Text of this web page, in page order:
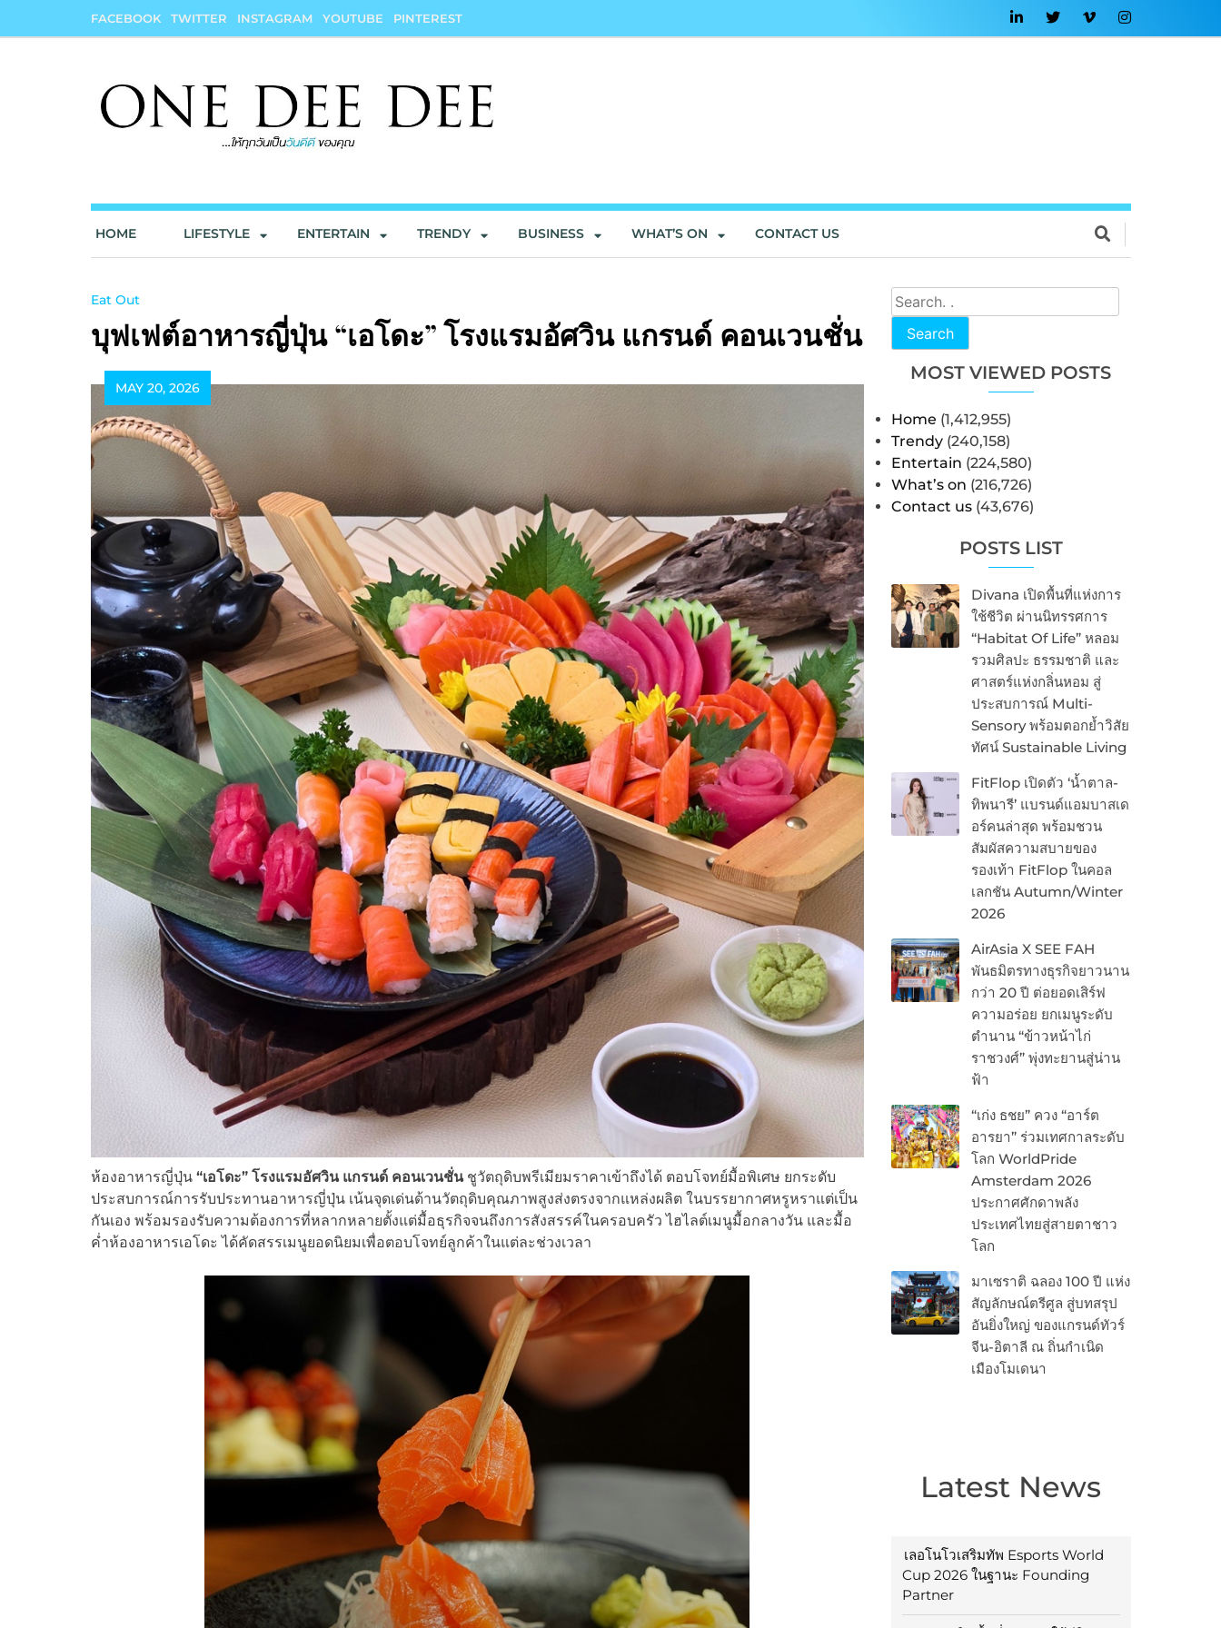
FACEBOOK TWITTER INSTAGRAM YOUTUBE PINTEREST
HOME LIFESTYLE ENTERTAIN TRENDY BUSINESS WHAT’S ON CONTACT US
Search
MOST VIEWED POSTS
Home (1,412,955)
Trendy (240,158)
Entertain (224,580)
What’s on (216,726)
Contact us (43,676)
POSTS LIST
Divana เปิดพื้นที่แห่งการ
ใช้ชีวิต ผ่านนิทรรศการ
“Habitat Of Life” หลอม
รวมศิลปะ ธรรมชาติ และ
ศาสตร์แห่งกลิ่นหอม สู่
ประสบการณ์ Multi-
Sensory พร้อมตอกย้ำวิสัย
ทัศน์ Sustainable Living
FitFlop เปิดตัว ‘น้ำตาล-
ทิพนารี’ แบรนด์แอมบาสเด
อร์คนล่าสุด พร้อมชวน
สัมผัสความสบายของ
รองเท้า FitFlop ในคอล
เลกชัน Autumn/Winter
2026
AirAsia X SEE FAH
พันธมิตรทางธุรกิจยาวนาน
กว่า 20 ปี ต่อยอดเสิร์ฟ
ความอร่อย ยกเมนูระดับ
ตำนาน “ข้าวหน้าไก่
ราชวงศ์” พุ่งทะยานสู่น่าน
ฟ้า
“เก่ง ธชย” ควง “อาร์ต
อารยา” ร่วมเทศกาลระดับ
โลก WorldPride
Amsterdam 2026
ประกาศศักดาพลัง
ประเทศไทยสู่สายตาชาว
โลก
มาเซราติ ฉลอง 100 ปี แห่ง
สัญลักษณ์ตรีศูล สู่บทสรุป
อันยิ่งใหญ่ ของแกรนด์ทัวร์
จีน-อิตาลี ณ ถิ่นกำเนิด
เมืองโมเดนา
Latest News
เลอโนโวเสริมทัพ Esports World
Cup 2026 ในฐานะ Founding
Partner
Eat Out
บุฟเฟต์อาหารญี่ปุ่น “เอโดะ” โรงแรมอัศวิน แกรนด์ คอนเวนชั่น
MAY 20, 2026
ห้องอาหารญี่ปุ่น “เอโดะ” โรงแรมอัศวิน แกรนด์ คอนเวนชั่นชูวัตถุดิบพรีเมียมราคาเข้าถึงได้ ตอบโจทย์มื้อพิเศษ ยกระดับ
ประสบการณ์การรับประทานอาหารญี่ปุ่น เน้นจุดเด่นด้านวัตถุดิบคุณภาพสูงส่งตรงจากแหล่งผลิต ในบรรยากาศหรูหราแต่เป็น
กันเอง พร้อมรองรับความต้องการที่หลากหลายตั้งแต่มื้อธุรกิจจนถึงการสังสรรค์ในครอบครัว ไฮไลต์เมนูมื้อกลางวัน และมื้อ
ค่ำห้องอาหารเอโดะ ได้คัดสรรเมนูยอดนิยมเพื่อตอบโจทย์ลูกค้าในแต่ละช่วงเวลา